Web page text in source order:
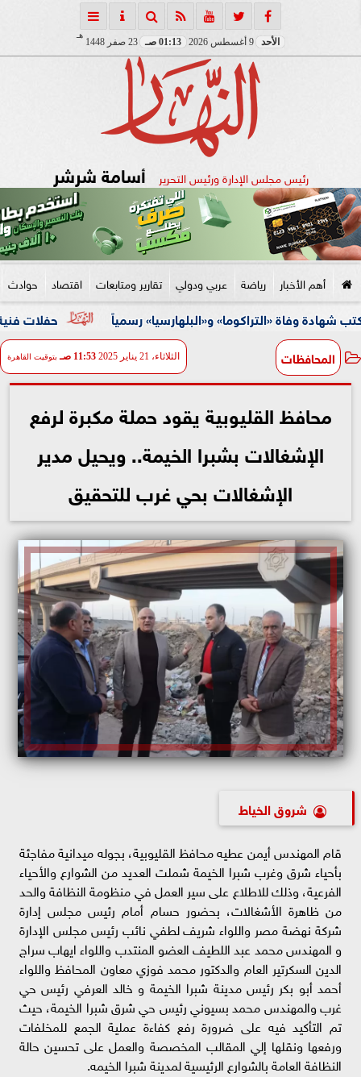
الأحد 01:13 صـ 23 صفر 1448
هـ
رئيس مجلس الإدارة ورئيس التحرير أسامة شرشر
أهم الأخبار رياضة عربي ودولي تقارير ومتابعات اقتصاد حوادث
حفلات فنية وأنشطة «التراكوما» و«البلهارسيا» رسمياً
المحافظات الثلاثاء، 21 يناير 2025 11:53 صـ بتوقيت القاهرة
محافظ القليوبية يقود حملة مكبرة لرفع
الإشغالات بشبرا الخيمة.. ويحيل مدير
الإشغالات بحي غرب للتحقيق
شروق الخياط
قام المهندس أيمن عطيه محافظ القليوبية، بجوله ميدانية مفاجئة
بأحياء شرق وغرب شبرا الخيمة شملت العديد من الشوارع والأحياء
الفرعية، وذلك للاطلاع على سير العمل في منظومة النظافة والحد
من ظاهرة الأشغالات، بحضور حسام أمام رئيس مجلس إدارة
شركة نهضة مصر واللواء شريف لطفي نائب رئيس مجلس الإدارة
و المهندس محمد عبد اللطيف العضو المنتدب واللواء ايهاب سراج
الدين السكرتير العام والدكتور محمد فوزي معاون المحافظ واللواء
أحمد أبو بكر رئيس مدينة شبرا الخيمة و خالد العرفي رئيس حي
غرب والمهندس محمد بسيوني رئيس حي شرق شبرا الخيمة، حيث
تم التأكيد فيه على ضرورة رفع كفاءة عملية الجمع للمخلفات
ورفعها ونقلها إلي المقالب المخصصة والعمل على تحسين حالة
النظافة العامة بالشوارع الرئيسية لمدينة شبرا الخيمه.